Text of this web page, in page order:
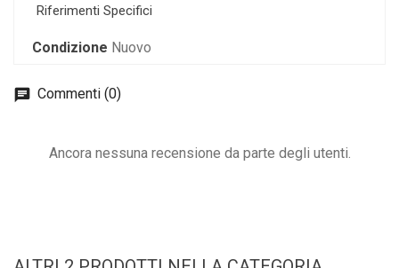
Riferimenti Specifici
Condizione Nuovo
Commenti (0)
Ancora nessuna recensione da parte degli utenti.